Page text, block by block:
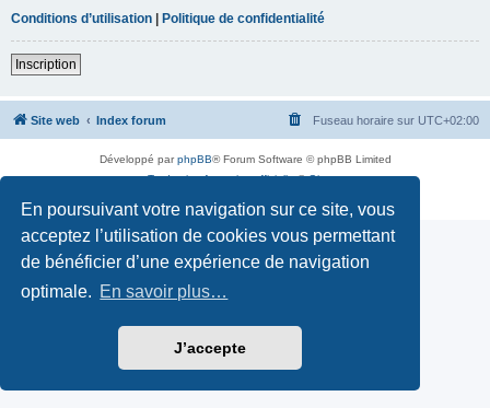
En poursuivant votre navigation sur ce site, vous
acceptez l’utilisation de cookies vous permettant
de bénéficier d’une expérience de navigation
optimale. En savoir plus…
J’accepte
Conditions d’utilisation | Politique de confidentialité
Inscription
Site web Index forum Fuseau horaire sur UTC+02:00
Développé parphpBB® Forum Software © phpBB Limited
Traduction française officielle©Qiaeru